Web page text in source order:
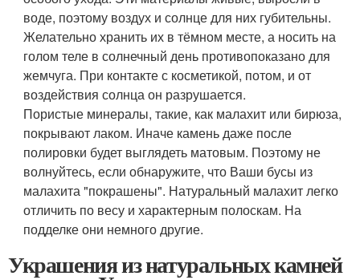
воде, поэтому воздух и солнце для них губительны.
Желательно хранить их в тёмном месте, а носить на
голом теле в солнечный день противопоказано для
жемчуга. При контакте с косметикой, потом, и от
воздействия солнца он разрушается.
Пористые минералы, такие, как малахит или бирюза,
покрывают лаком. Иначе камень даже после
полировки будет выглядеть матовым. Поэтому не
волнуйтесь, если обнаружите, что Ваши бусы из
малахита "покрашены". Натуральный малахит легко
отличить по весу и характерным полоскам. На
подделке они немного другие.
Украшения из натуральных камней